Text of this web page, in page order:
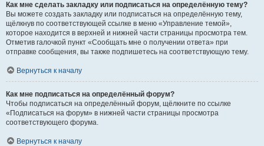
Как мне сделать закладку или подписаться на определённую тему?
Вы можете создать закладку или подписаться на определённую тему,
щёлкнув по соответствующей ссылке в меню «Управление темой»,
которое находится в верхней и нижней части страницы просмотра тем.
Отметив галочкой пункт «Сообщать мне о получении ответа» при
отправке сообщения, вы также подпишетесь на соответствующую тему.
Вернуться к началу
Как мне подписаться на определённый форум?
Чтобы подписаться на определённый форум, щёлкните по ссылке
«Подписаться на форум» в нижней части страницы просмотра
соответствующего форума.
Вернуться к началу